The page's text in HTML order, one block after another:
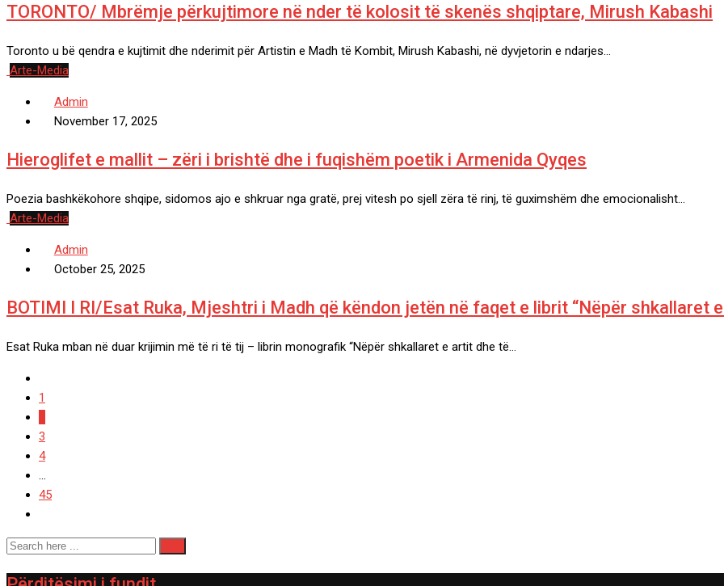
TORONTO/ Mbrëmje përkujtimore në nder të kolosit të skenës shqiptare, Mirush Kabashi
Toronto u bë qendra e kujtimit dhe nderimit për Artistin e Madh të Kombit, Mirush Kabashi, në dyvjetorin e ndarjes…
Arte-Media
Admin
November 17, 2025
Hieroglifet e mallit – zëri i brishtë dhe i fuqishëm poetik i Armenida Qyqes
Poezia bashkëkohore shqipe, sidomos ajo e shkruar nga gratë, prej vitesh po sjell zëra të rinj, të guximshëm dhe emocionalisht…
Arte-Media
Admin
October 25, 2025
BOTIMI I RI/Esat Ruka, Mjeshtri i Madh që këndon jetën në faqet e librit “Nëpër shkallaret
Esat Ruka mban në duar krijimin më të ri të tij – librin monografik “Nëpër shkallaret e artit dhe të…
1
3
4
...
45